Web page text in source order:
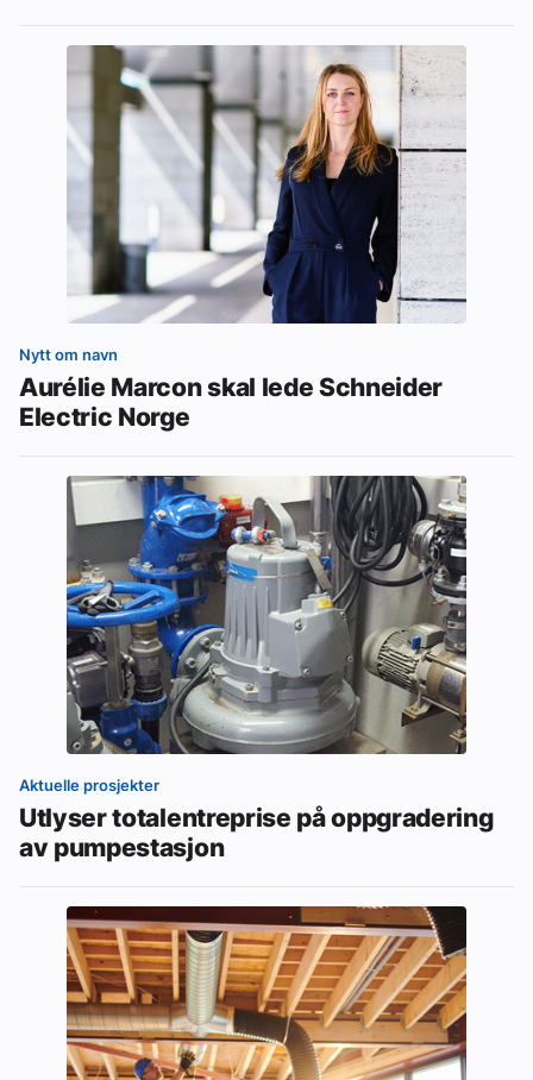
Nytt om navn
Aurélie Marcon skal lede Schneider
Electric Norge
Aktuelle prosjekter
Utlyser totalentreprise på oppgradering
av pumpestasjon